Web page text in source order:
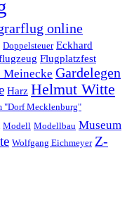
online
Doppelsteuer Eckhard
Flugplatzfest
Gardelegen
Harz Helmut Witte
"Dorf Mecklenburg"
Modell Modellbau Museum
Wolfgang Eichmeyer Z-